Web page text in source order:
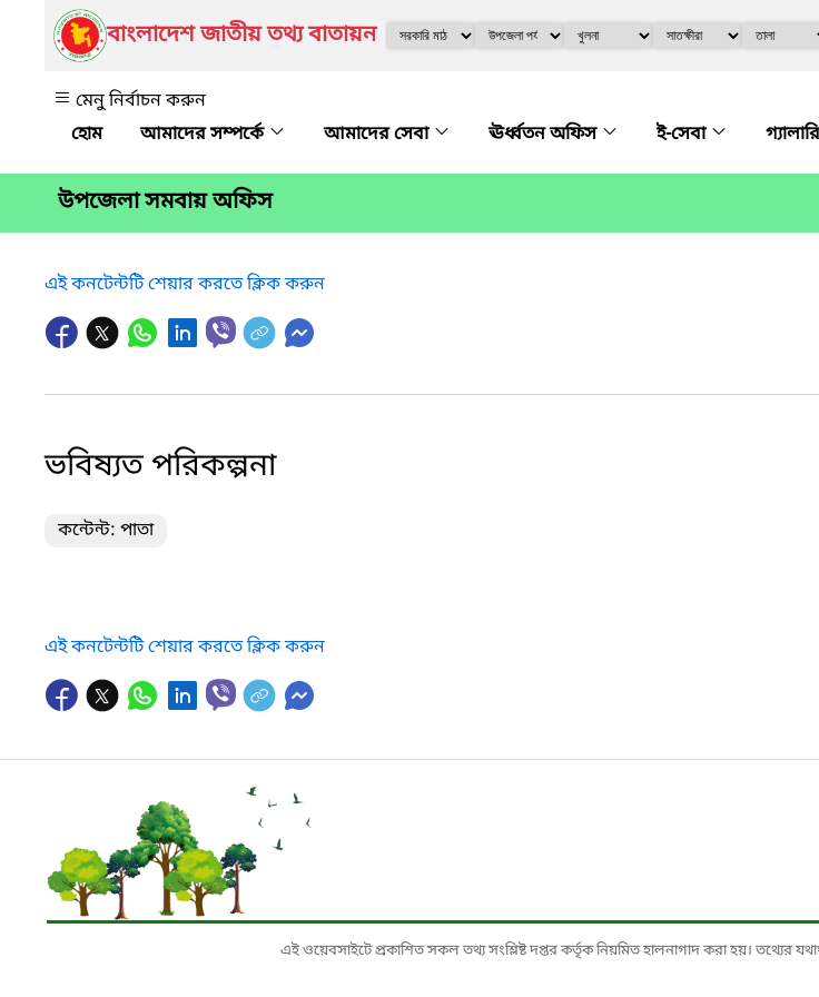
বাংলাদেশ জাতীয় তথ্য বাতায়ন
মেনু নির্বাচন করুন
আমাদের সম্পর্কে
আমাদের সেবা ঊর্ধ্বতন অফিস ই-সেবা
উপজেলা সমবায় অফিস
এই কনটেন্টটি শেয়ার করতে ক্লিক করুন
ভবিষ্যত পরিকল্পনা
কন্টেন্ট: পাতা
এই কনটেন্টটি শেয়ার করতে ক্লিক করুন
এই ওয়েবসাইটে প্রকাশিত সকল তথ্য সংশ্লিষ্ট দপ্তর কর্তৃক নিয়মিত হালনাগাদ করা হয়। তথ্যের